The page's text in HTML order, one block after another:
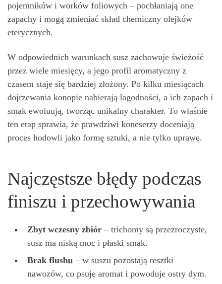
pojemników i worków foliowych – pochłaniają one
zapachy i mogą zmieniać skład chemiczny olejków
eterycznych.
W odpowiednich warunkach susz zachowuje świeżość
przez wiele miesięcy, a jego profil aromatyczny z
czasem staje się bardziej złożony. Po kilku miesiącach
dojrzewania konopie nabierają łagodności, a ich zapach i
smak ewoluują, tworząc unikalny charakter. To właśnie
ten etap sprawia, że prawdziwi koneserzy doceniają
proces hodowli jako formę sztuki, a nie tylko uprawę.
Najczęstsze błędy podczas
finiszu i przechowywania
Zbyt wczesny zbiór – trichomy są przezroczyste,
susz ma niską moc i płaski smak.
Brak flushu – w suszu pozostają resztki
nawozów, co psuje aromat i powoduje ostry dym.